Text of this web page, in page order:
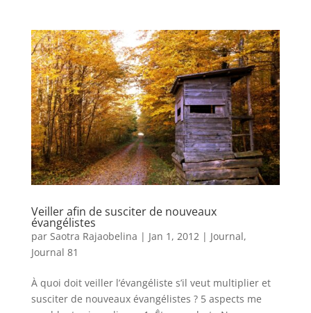
Veiller afin de susciter de nouveaux
évangélistes
par Saotra Rajaobelina | Jan 1, 2012| Journal,
Journal 81
À quoi doit veiller l’évangéliste s’il veut multiplier et
susciter de nouveaux évangélistes ? 5 aspects me